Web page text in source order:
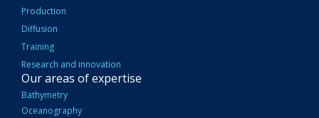
Production
Diffusion
Training
Research and innovation
Our areas of expertise
Bathymetry
Oceanography